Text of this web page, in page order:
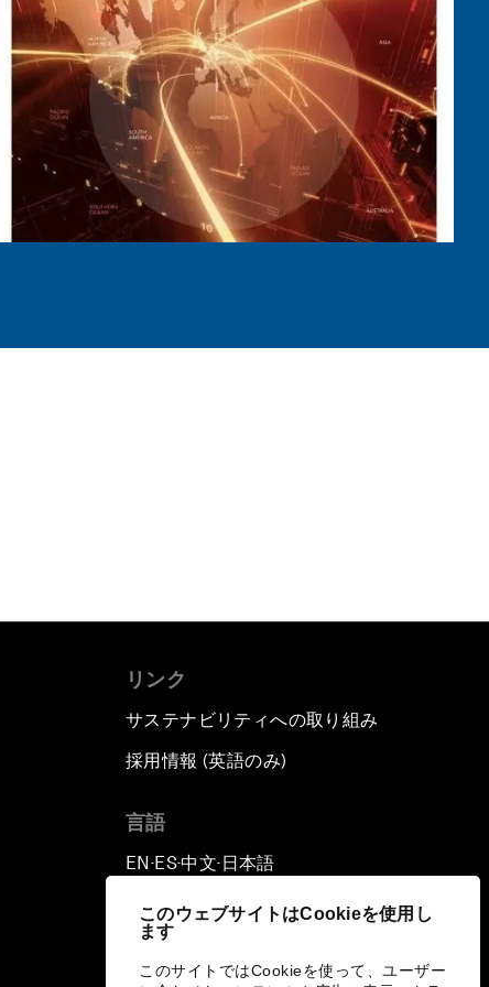
このウェブサイトはCookieを使用し
ます
このサイトではCookieを使って、ユーザー
リンク
サステナビリティへの取り組み
採用情報 (英語のみ)
言語
EN ▪ES▪中文▪ 日本語